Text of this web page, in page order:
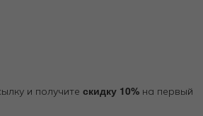
и получите скидку 10% на первый